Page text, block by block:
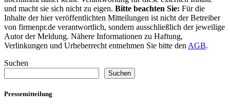
und macht sie sich nicht zu eigen. Bitte beachten Sie: Für die
Inhalte der hier veröffentlichten Mitteilungen ist nicht der Betreiber
von firmenpr.de verantwortlich, sondern ausschließlich der jeweilige
Autor der Meldung. Nähere Informationen zu Haftung,
Verlinkungen und Urheberrecht entnehmen Sie bitte den AGB.
Suchen
Suchen
Pressemitteilung